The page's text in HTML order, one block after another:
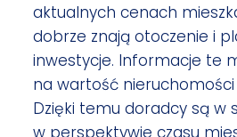
aktualnych cenach
dobrze znają otoczenie i
inwestycje. Informacje te
na wartość nieruchomości
Dzięki temu doradcy są w
w perspektywie czasu